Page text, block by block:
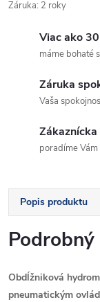
Záruka: 2 roky
Viac ako
máme bohaté
Záruka
Vaša
poradíme
Popis produktu
Obdĺžniková
pneumatickým